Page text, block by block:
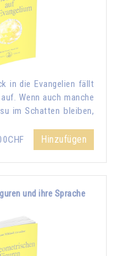
in die Evangelien fällt
Wenn auch manche
im Schatten bleiben,
Hinzufügen
und ihre Sprache